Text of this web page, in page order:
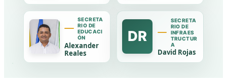
SECRETA
RIO DE
EDUCACI
ÓN
Alexander
Reales
DR
SECRETA
RIO DE
INFRAES
TRUCTUR
A
David Rojas